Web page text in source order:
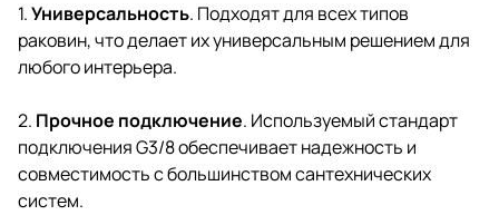
1.Универсальность. Подходят для всех типов
раковин, что делает их универсальным решением для
любого интерьера.
2. Прочное подключение. Используемый стандарт
подключения G3/8 обеспечивает надежность и
совместимость с большинством сантехнических
систем.